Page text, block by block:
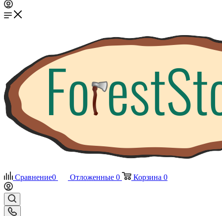
Сравнение0 Отложенные 0 Корзина 0